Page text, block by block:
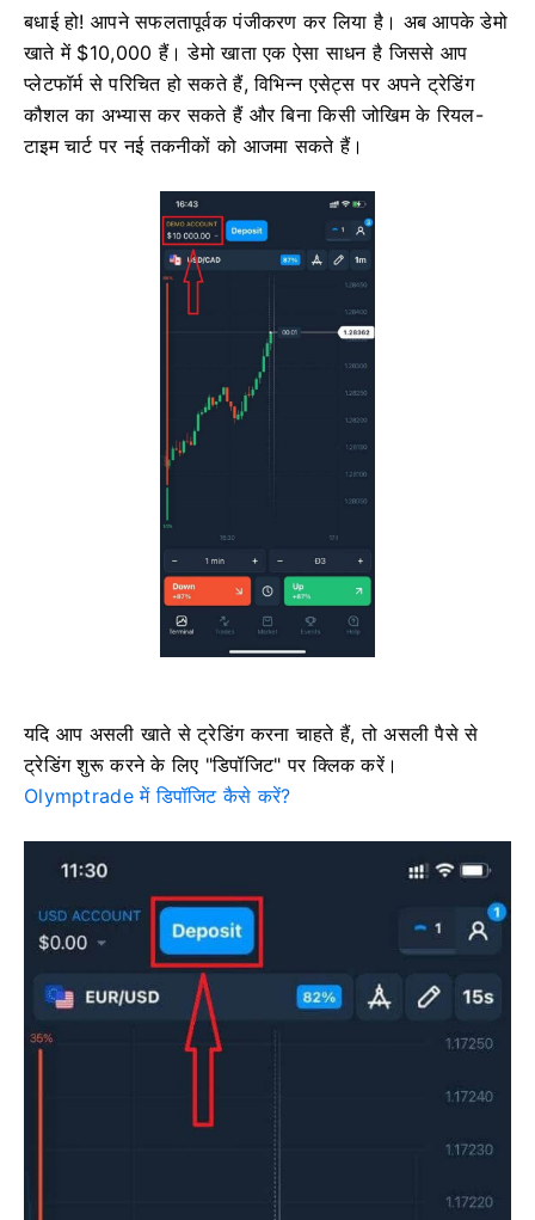
बधाई हो! आपने सफलतापूर्वक पंजीकरण कर लिया है। अब आपके डेमो
खाते में $10,000 हैं। डेमो खाता एक ऐसा साधन है जिससे आप
प्लेटफॉर्म से परिचित हो सकते हैं, विभिन्न एसेट्स पर अपने ट्रेडिंग
कौशल का अभ्यास कर सकते हैं और बिना किसी जोखिम के रियल-
टाइम चार्ट पर नई तकनीकों को आजमा सकते हैं।
यदि आप असली खाते से ट्रेडिंग करना चाहते हैं, तो असली पैसे से
ट्रेडिंग शुरू करने के लिए "डिपॉजिट" पर क्लिक करें।
Olymptrade में डिपॉजिट कैसे करें?